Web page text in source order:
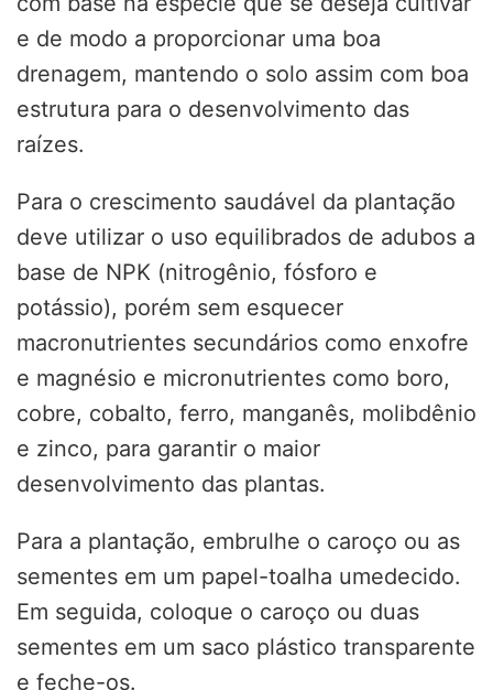
e de modo a proporcionar uma boa
drenagem, mantendo o solo assim com boa
estrutura para o desenvolvimento das
raízes.
Para o crescimento saudável da plantação
deve utilizar o uso equilibrados de adubos a
base de NPK (nitrogênio, fósforo e
potássio), porém sem esquecer
macronutrientes secundários como enxofre
e magnésio e micronutrientes como boro,
cobre, cobalto, ferro, manganês, molibdênio
e zinco, para garantir o maior
desenvolvimento das plantas.
Para a plantação, embrulhe o caroço ou as
sementes em um papel-toalha umedecido.
Em seguida, coloque o caroço ou duas
sementes em um saco plástico transparente
e feche-os.